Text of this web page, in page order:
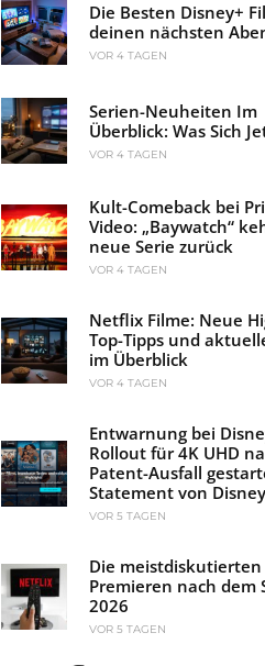
Die Besten Disney+
deinen nächsten
VOR 4 TAGEN
Serien-Neuheiten Im
Überblick: Was Sich
VOR 4 TAGEN
Kult-Comeback bei
Video: „Baywatch“
neue Serie zurück
VOR 4 TAGEN
Netflix Filme: Neue
Top-Tipps und
im Überblick
VOR 4 TAGEN
Entwarnung bei
Rollout für 4K UHD
Patent-Ausfall
Statement von Disney
VOR 5 TAGEN
Die
Premieren nach dem
2026
VOR 5 TAGEN